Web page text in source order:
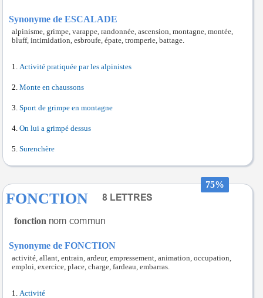
Synonyme de ESCALADE
alpinisme, grimpe, varappe, randonnée, ascension, montagne, montée,
bluff, intimidation, esbroufe, épate, tromperie, battage.
Activité pratiquée par les alpinistes
Monte en chaussons
Sport de grimpe en montagne
On lui a grimpé dessus
Surenchère
75%
FONCTION
fonction
Synonyme de FONCTION
activité, allant, entrain, ardeur, empressement, animation, occupation,
emploi, exercice, place, charge, fardeau, embarras.
Activité